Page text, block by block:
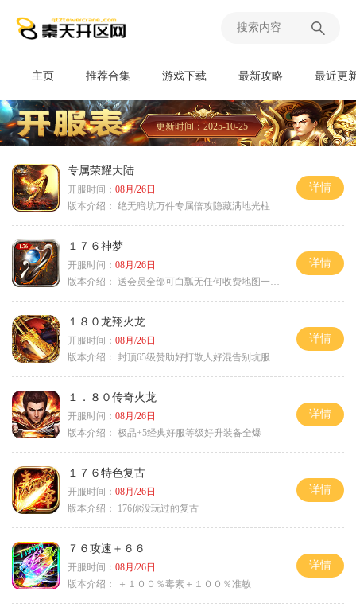
主页 推荐合集 游戏下载 最新攻略 最近更
更新时间：2025-10-25
专属荣耀大陆
开服时间： 08月/26日
版本介绍： 绝无暗坑万件专属倍攻隐藏满地光柱
详情
１７６神梦
开服时间： 08月/26日
版本介绍： 送会员全部可白瓢无任何收费地图一切靠打
详情
１８０龙翔火龙
开服时间： 08月/26日
版本介绍： 封顶65级赞助好打散人好混告别坑服
详情
１．８０传奇火龙
开服时间： 08月/26日
版本介绍： 极品+5经典好服等级好升装备全爆
详情
１７６特色复古
开服时间： 08月/26日
版本介绍：
176你没玩过的复古
详情
７６攻速＋６６
开服时间： 08月/26日
版本介绍：
＋１００％毒素＋１００％准敏
详情